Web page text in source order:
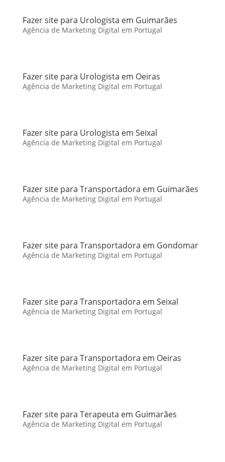
Fazer site para Urologista em Guimarães
Agência de Marketing Digital em Portugal
Fazer site para Urologista em Oeiras
Agência de Marketing Digital em Portugal
Fazer site para Urologista em Seixal
Agência de Marketing Digital em Portugal
Fazer site para Transportadora em Guimarães
Agência de Marketing Digital em Portugal
Fazer site para Transportadora em Gondomar
Agência de Marketing Digital em Portugal
Fazer site para Transportadora em Seixal
Agência de Marketing Digital em Portugal
Fazer site para Transportadora em Oeiras
Agência de Marketing Digital em Portugal
Fazer site para Terapeuta em Guimarães
Agência de Marketing Digital em Portugal